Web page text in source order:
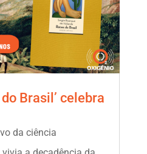
Brasil’ celebra
da ciência